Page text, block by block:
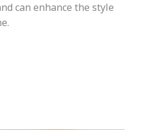
can enhance the style